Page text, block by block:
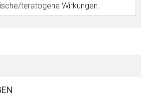
teratogene Wirkungen.